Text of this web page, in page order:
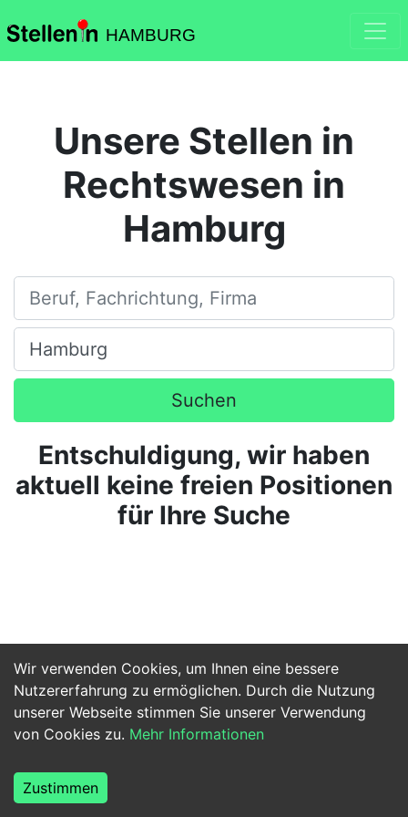
HAMBURG
Wir verwenden Cookies, um Ihnen eine bessere
Nutzererfahrung zu ermöglichen. Durch die Nutzung
unserer Webseite stimmen Sie unserer Verwendung
von Cookies zu. Mehr Informationen
Zustimmen
Unsere Stellen in
Rechtswesen in
Hamburg
Beruf, Fachrichtung, Firma
Ort, Stadt
Suchen
Entschuldigung, wir haben
aktuell keine freien Positionen
für Ihre Suche